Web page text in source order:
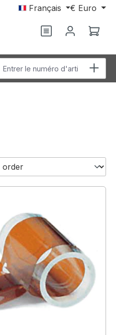
Français € Euro
Le
Entrer le numéro d'article